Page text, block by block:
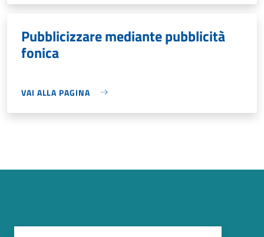
Pubblicizzare mediante pubblicità
fonica
VAI ALLA PAGINA